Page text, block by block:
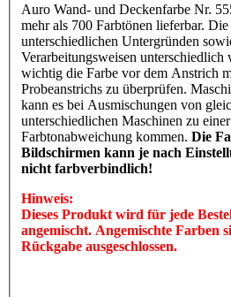
Auro Wand- und Deckenfarbe Nr.
mehr als 700 Farbtönen lieferbar.
unterschiedlichen Untergründen
Verarbeitungsweisen unterschiedlich
wichtig die Farbe vor dem Anstrich
Probeanstrichs zu überprüfen.
kann es bei Ausmischungen von
unterschiedlichen Maschinen zu
Farbtonabweichung kommen. Die
Bildschirmen kann je nach
nicht farbverbindlich!
Hinweis:
Dieses Produkt wird für jede
angemischt. Angemischte Farben
Rückgabe ausgeschlossen.